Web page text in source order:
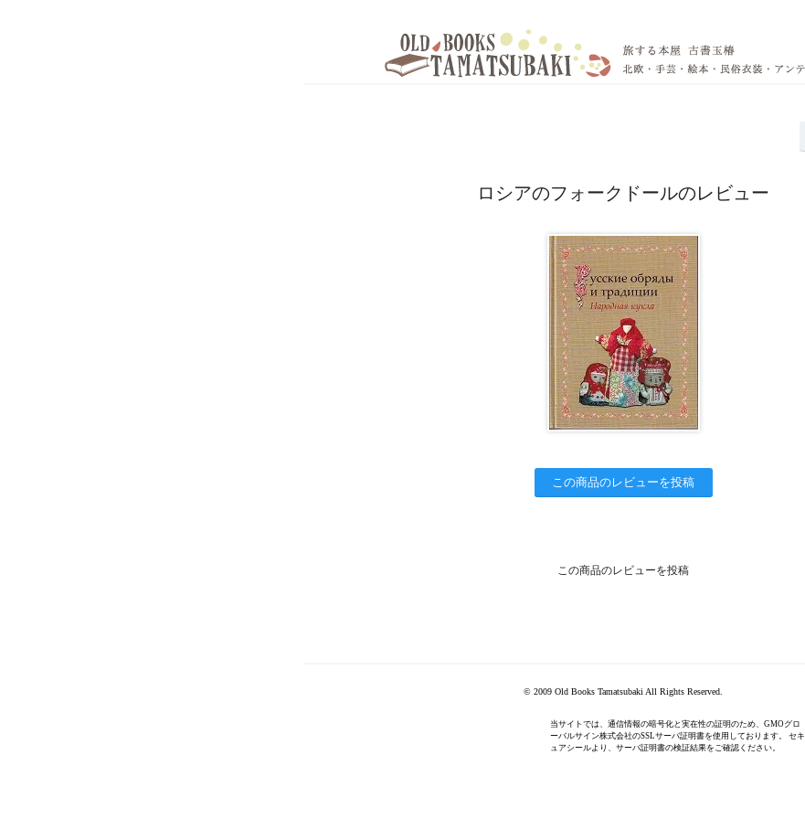
ロシアのフォークドールのレビュー
この商品のレビューを投稿
この商品のレビューを投稿
© 2009 Old Books Tamatsubaki All Rights Reserved.
当サイトでは、通信情報の暗号化と実在性の証明のため、GMOグロ
ーバルサイン株式会社のSSLサーバ証明書を使用しております。 セキ
ュアシールより、サーバ証明書の検証結果をご確認ください。